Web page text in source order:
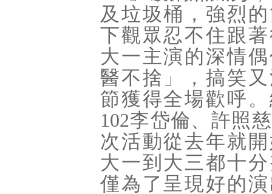
及垃圾桶，強烈
下觀眾忍不住跟
大一主演的深情
醫不捨」，搞笑
節獲得全場歡呼
102李岱倫、許照
次活動從去年就
大一到大三都十
僅為了呈現好的